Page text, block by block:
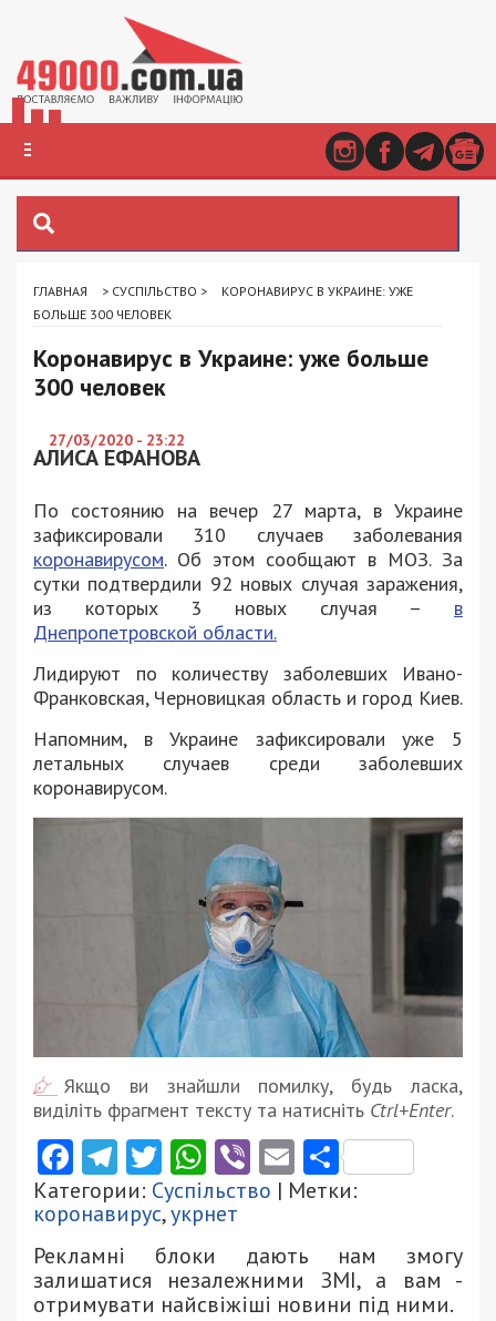
ГЛАВНАЯ > СУСПІЛЬСТВО >
КОРОНАВИРУС В УКРАИНЕ: УЖЕ
БОЛЬШЕ 300 ЧЕЛОВЕК
Коронавирус в Украине: уже больше
300 человек
27/03/2020 - 23:22
АЛИСА ЕФАНОВА
По состоянию на вечер 27 марта, в Украине
зафиксировали 310 случаев заболевания
коронавирусом. Об этом сообщают в МОЗ. За
сутки подтвердили 92 новых случая заражения,
из которых 3 новых случая – в
Днепропетровской области.
Лидируют по количеству заболевших Ивано-
Франковская, Черновицкая область и город Киев.
Напомним, в Украине зафиксировали уже 5
летальных случаев среди заболевших
коронавирусом.
Якщо ви знайшли помилку, будь ласка,
виділіть фрагмент тексту та натисніть Ctrl+Enter.
Facebook
Telegram
Twitter
WhatsApp
ViberEmail
Категории: Суспільство | Метки:
коронавирус,укрнет
Рекламні блоки дають нам змогу
залишатися незалежними ЗМІ, а вам -
отримувати найсвіжіші новини під ними.